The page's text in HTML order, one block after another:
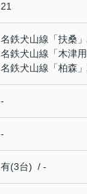
21
名鉄犬山線 「扶桑
名鉄犬山線 「木津
名鉄犬山線 「柏森
-
-
有(3台) / -